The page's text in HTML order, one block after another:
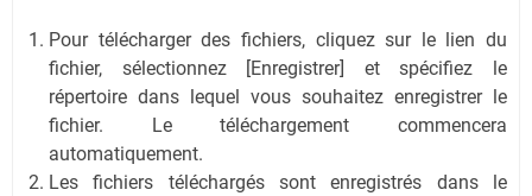
Pour télécharger des fichiers, cliquez sur le lien du
fichier, sélectionnez [Enregistrer] et spécifiez le
répertoire dans lequel vous souhaitez enregistrer le
fichier. Le téléchargement commencera
automatiquement.
Les fichiers téléchargés sont enregistrés dans le